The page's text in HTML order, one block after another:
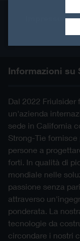
Impressum
Informazioni su
Dal 2022 Friulsider
un'azienda
sede in California
Strong-Tie
persone a
forti. In qualità di
mondiale nelle
passione senza
attraverso
ponderata. La
tecnologie da
circondare i nostri